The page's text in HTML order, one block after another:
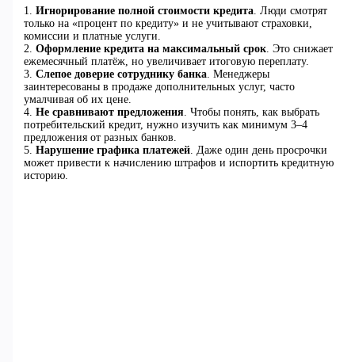
1. Игнорирование полной стоимости кредита. Люди смотрят
только на «процент по кредиту» и не учитывают страховки,
комиссии и платные услуги.
2. Оформление кредита на максимальный срок. Это снижает
ежемесячный платёж, но увеличивает итоговую переплату.
3. Слепое доверие сотруднику банка. Менеджеры
заинтересованы в продаже дополнительных услуг, часто
умалчивая об их цене.
4. Не сравнивают предложения. Чтобы понять, как выбрать
потребительский кредит, нужно изучить как минимум 3–4
предложения от разных банков.
5. Нарушение графика платежей. Даже один день просрочки
может привести к начислению штрафов и испортить кредитную
историю.